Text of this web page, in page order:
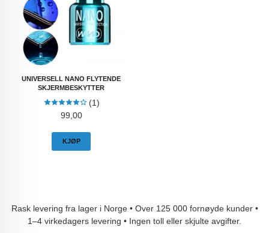
UNIVERSELL NANO FLYTENDE
SKJERMBESKYTTER
(1)
Pris
99,00
KJØP
Rask levering fra lager i Norge • Over 125 000 fornøyde kunder •
1–4 virkedagers levering • Ingen toll eller skjulte avgifter.